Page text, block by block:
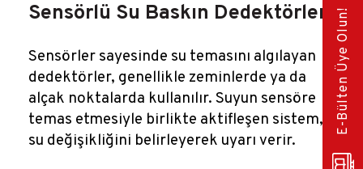
Sensörlü Su Baskın Dedektörleri
Sensörler sayesinde su temasını algılayan
dedektörler, genellikle zeminlerde ya da
alçak noktalarda kullanılır. Suyun sensöre
temas etmesiyle birlikte aktifleşen sistem,
su değişikliğini belirleyerek uyarı verir.
E-Bülten Üye Olun!